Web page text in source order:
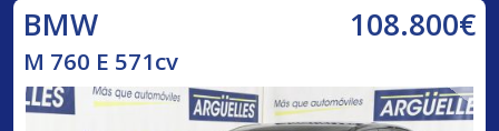
BMW 108.800€
M 760 E 571cv